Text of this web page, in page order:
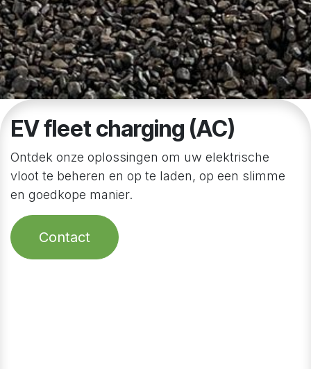
EV fleet charging (AC)
Ontdek onze oplossingen om uw elektrische
vloot te beheren en op te laden, op een slimme
en goedkope manier.
Contact